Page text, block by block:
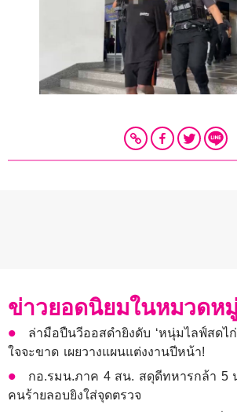
ข่าวยอดนิยมในหมวดหมู่
ล่ามือปืนวีออสดำยิงดับ ‘หนุ่มไลฟ์สดไ
ใจจะขาด เผยวางแผนแต่งงานปีหน้า!
กอ.รมน.ภาค 4 สน. สดุดีทหารกล้า 5
คนร้ายลอบยิงใส่จุดตรวจ